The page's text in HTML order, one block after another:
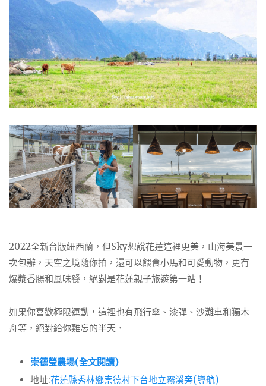
2022全新台版紐西蘭，但Sky想說花蓮這裡更美，山海美景一
次包辦，天空之境隨你拍，還可以餵食小馬和可愛動物，更有
爆漿香腸和風味餐，絕對是花蓮親子旅遊第一站！
如果你喜歡極限運動，這裡也有飛行傘、漆彈、沙灘車和獨木
舟等，絕對給你難忘的半天．
崇德瑩農場(全文閱讀)
地址:花蓮縣秀林鄉崇德村下台地立霧溪旁(導航)